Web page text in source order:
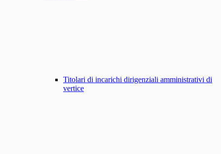
Titolari di incarichi dirigenziali amministrativi di
vertice